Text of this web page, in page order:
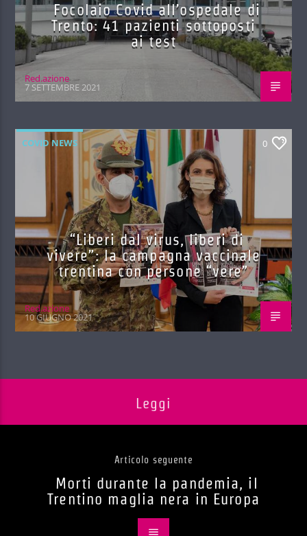
Focolaio Covid all’ospedale di
Trento: 41 pazienti sottoposti
ai test
Red.azione
7 SETTEMBRE 2021
COVID NEWS 0
“Liberi dal virus, liberi di
vivere”: la campagna vaccinale
trentina con persone “vere”
Red.azione
10 GIUGNO 2021
Leggi
Articolo seguente
Morti durante la pandemia, il
Trentino maglia nera in Europa